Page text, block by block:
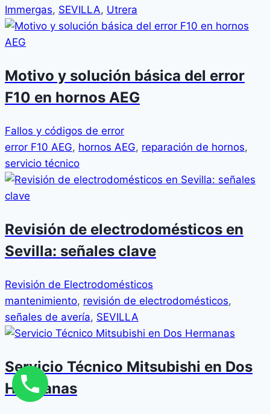
Immergas, SEVILLA, Utrera
Motivo y solución básica del error
F10 en hornos AEG
Fallos y códigos de error
error F10 AEG, hornos AEG, reparación de hornos,
servicio técnico
Revisión de electrodomésticos en
Sevilla: señales clave
Revisión de Electrodomésticos
mantenimiento, revisión de electrodomésticos,
señales de avería, SEVILLA
Servicio Técnico Mitsubishi en Dos
Hermanas